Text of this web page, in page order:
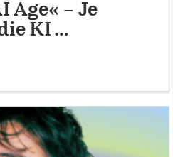
Age« – Je
KI …